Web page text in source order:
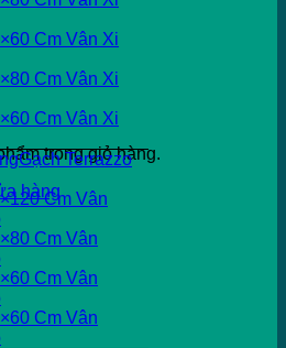
trong giỏ hàng.
hàng
Cm Vân Xi
Cm Vân Xi
Cm Vân Xi
Gạch Terrazzo
Cm Vân
Cm Vân
Cm Vân
Cm Vân